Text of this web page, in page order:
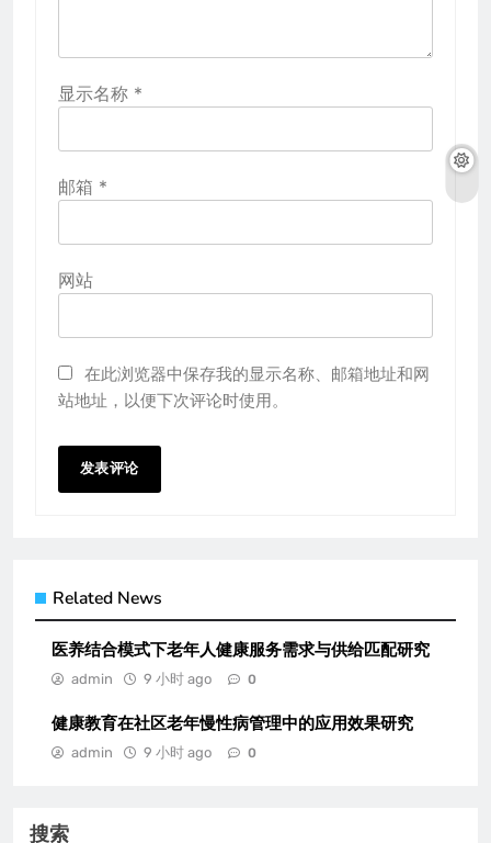
显示名称 *
邮箱 *
网站
在此浏览器中保存我的显示名称、邮箱地址和网
站地址，以便下次评论时使用。
Related News
医养结合模式下老年人健康服务需求与供给匹配研究
admin 9 小时 ago 0
健康教育在社区老年慢性病管理中的应用效果研究
admin 9 小时 ago 0
搜索